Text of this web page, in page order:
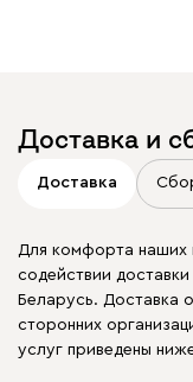
Доставка и
Доставка
Для комфорта наших
содействии
Беларусь. Доставка
сторонних
услуг приведены